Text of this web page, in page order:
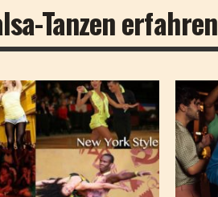
Tanzen erfahren